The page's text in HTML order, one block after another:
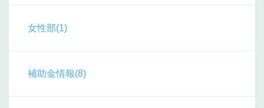
女性部(1)
補助金情報(8)